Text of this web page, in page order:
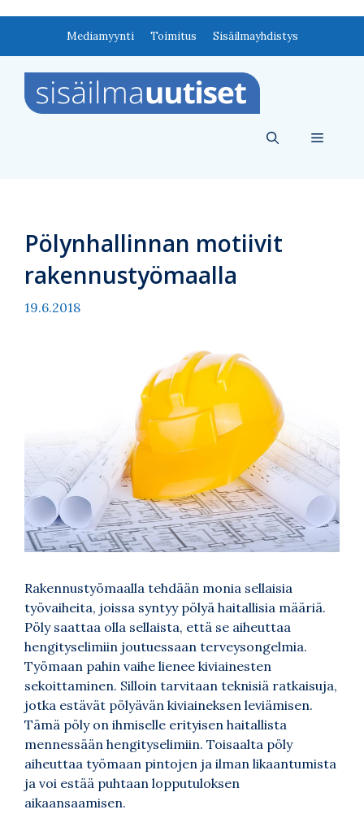
Mediamyynti Toimitus Sisäilmayhdistys
Valikko
Pölynhallinnan motiivit
rakennustyömaalla
19.6.2018
Rakennustyömaalla tehdään monia sellaisia
työvaiheita, joissa syntyy pölyä haitallisia määriä.
Pöly saattaa olla sellaista, että se aiheuttaa
hengityselimiin joutuessaan terveysongelmia.
Työmaan pahin vaihe lienee kiviainesten
sekoittaminen. Silloin tarvitaan teknisiä ratkaisuja,
jotka estävät pölyävän kiviaineksen leviämisen.
Tämä pöly on ihmiselle erityisen haitallista
mennessään hengityselimiin. Toisaalta pöly
aiheuttaa työmaan pintojen ja ilman likaantumista
ja voi estää puhtaan lopputuloksen
aikaansaamisen.